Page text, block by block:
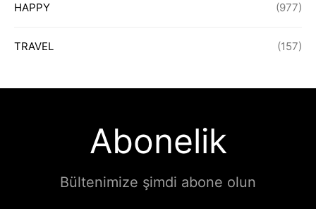
HAPPY (977)
TRAVEL (157)
Abonelik
Bültenimize şimdi abone olun